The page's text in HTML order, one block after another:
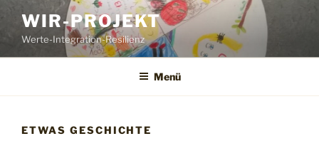
Inhalt
springen
WIR-PROJEKT
Werte-Integration-Resilienz
Menü
ETWAS GESCHICHTE